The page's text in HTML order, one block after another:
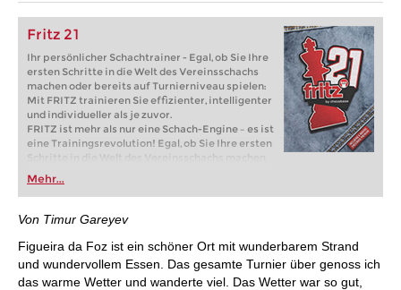
Fritz 21
Ihr persönlicher Schachtrainer - Egal, ob Sie Ihre
ersten Schritte in die Welt des Vereinsschachs
machen oder bereits auf Turnierniveau spielen:
Mit FRITZ trainieren Sie effizienter, intelligenter
und individueller als je zuvor.
FRITZ ist mehr als nur eine Schach-Engine – es ist
eine Trainingsrevolution! Egal, ob Sie Ihre ersten
Schritte in die Welt des Vereinsschachs machen
oder bereits auf Turnierniveau spielen: Mit
FRITZ trainieren Sie effizienter, intelligenter und
individueller als je zuvor.
Mehr...
Von Timur Gareyev
Figueira da Foz ist ein schöner Ort mit wunderbarem Strand
und wundervollem Essen. Das gesamte Turnier über genoss ich
das warme Wetter und wanderte viel. Das Wetter war so gut,